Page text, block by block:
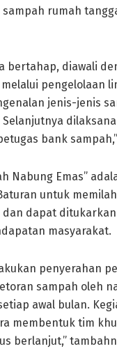
rumah
bertahap, diawali
pengelolaan
jenis-jenis
bank
Nabung Emas”
untuk
dapat
masyarakat.
penyerahan
sampah oleh
awal bulan.
membentuk tim
berlanjut,”